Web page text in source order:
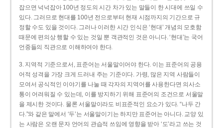
잡으면 넉넉잡아 100년 정도의 시간 차가 있는 말들이 한 시대에 쓰일 수
있다. 그러므로 현대를 100년 전으로부터 현재 시점까지의 기간으로 규
정할 수도 있을 것이다. 그러나 이러한 시간 인식은 ‘현대’ 개념의 모호함
때문에 편의상 행할 수 있는 것일 뿐 객관적인 것은 아니다. ‘현대’는 국어
언중들의 직관으로 이해하여야 한다.
3. 지역적 기준으로서, 표준어는 서울말이어야 한다. 이는 표준어의 공용
어적 성격을 가장 크게 드러내 주는 기준이다. 가령, 많은 지역 사람들이
모여서 공식적인 이야기를 나눌 때 각자의 지역어를 사용한다면 의사소
통이 어려워질 수 있는데, 이를 방지하기 위해 표준어의 조건으로 서울말
을 제시한 것이다. 물론 서울말이라도 비표준적인 요소가 있다. “나두 간
다.”와 같은 말에서 ‘두’는 서울말이기는 하지만 표준어는 아니다. 교양 있
는 사람은 오랜 문자 언어의 관습적 쓰임에 영향을 받아 ‘도’라고 쓰는 것